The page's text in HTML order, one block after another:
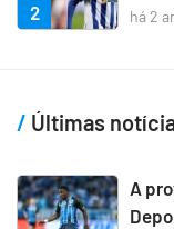
2 há 2
Últimas
A